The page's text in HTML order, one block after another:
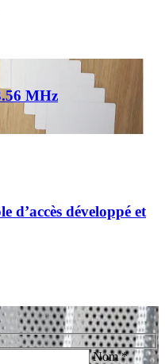
MHz
d’accès développé et
Nom *